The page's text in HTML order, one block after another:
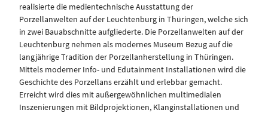
realisierte die medientechnische Ausstattung der
Porzellanwelten auf der Leuchtenburg in Thüringen, welche sich
in zwei Bauabschnitte aufgliederte. Die Porzellanwelten auf der
Leuchtenburg nehmen als modernes Museum Bezug auf die
langjährige Tradition der Porzellanherstellung in Thüringen.
Mittels moderner Info- und Edutainment Installationen wird die
Geschichte des Porzellans erzählt und erlebbar gemacht.
Erreicht wird dies mit außergewöhnlichen multimedialen
Inszenierungen mit Bildprojektionen, Klanginstallationen und